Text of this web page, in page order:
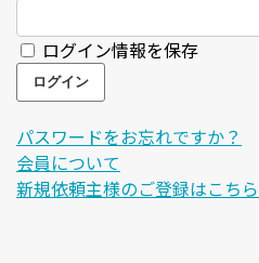
ログイン情報を保存
パスワードをお忘れですか？
会員について
新規依頼主様のご登録はこちら